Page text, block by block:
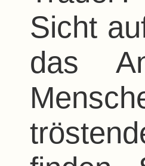
Sicht
das